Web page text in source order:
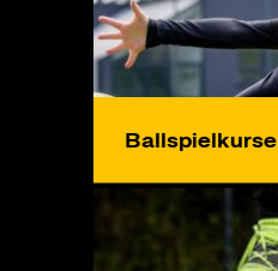
Ballspielkurse